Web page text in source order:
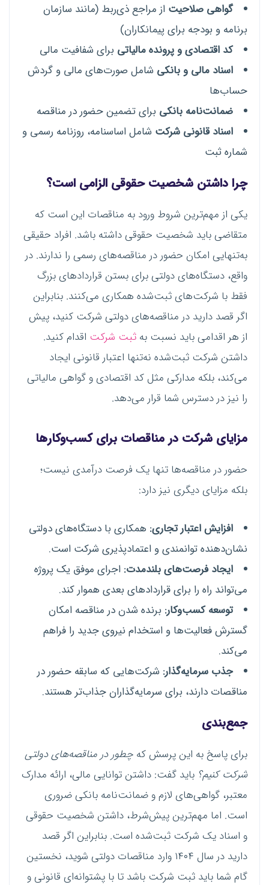
گواهی صلاحیت از مراجع ذی‌ربط (مانند سازمان
برنامه و بودجه برای پیمانکاران)
کد اقتصادی و پرونده مالیاتی برای شفافیت مالی
اسناد مالی و بانکی شامل صورت‌های مالی و گردش
حساب‌ها
ضمانت‌نامه بانکی برای تضمین حضور در مناقصه
اسناد قانونی شرکت شامل اساسنامه، روزنامه رسمی و
شماره ثبت
چرا داشتن شخصیت حقوقی الزامی است؟
یکی از مهم‌ترین شروط ورود به مناقصات این است که
متقاضی باید شخصیت حقوقی داشته باشد. افراد حقیقی
به‌تنهایی امکان حضور در مناقصه‌های رسمی را ندارند. در
واقع، دستگاه‌های دولتی برای بستن قراردادهای بزرگ
فقط با شرکت‌های ثبت‌شده همکاری می‌کنند. بنابراین
اگر قصد دارید در مناقصه‌های دولتی شرکت کنید، پیش
از هر اقدامی باید نسبت به ثبت شرکت اقدام کنید.
داشتن شرکت ثبت‌شده نه‌تنها اعتبار قانونی ایجاد
می‌کند، بلکه مدارکی مثل کد اقتصادی و گواهی مالیاتی
را نیز در دسترس شما قرار می‌دهد.
مزایای شرکت در مناقصات برای کسب‌وکارها
حضور در مناقصه‌ها تنها یک فرصت درآمدی نیست؛
بلکه مزایای دیگری نیز دارد:
افزایش اعتبار تجاری: همکاری با دستگاه‌های دولتی
نشان‌دهنده توانمندی و اعتمادپذیری شرکت است.
ایجاد فرصت‌های بلندمدت: اجرای موفق یک پروژه
می‌تواند راه را برای قراردادهای بعدی هموار کند.
توسعه کسب‌وکار: برنده شدن در مناقصه امکان
گسترش فعالیت‌ها و استخدام نیروی جدید را فراهم
می‌کند.
جذب سرمایه‌گذار: شرکت‌هایی که سابقه حضور در
مناقصات دارند، برای سرمایه‌گذاران جذاب‌تر هستند.
جمع‌بندی
برای پاسخ به این پرسش که چطور در مناقصه‌های دولتی
شرکت کنیم؟ باید گفت: داشتن توانایی مالی، ارائه مدارک
معتبر، گواهی‌های لازم و ضمانت‌نامه بانکی ضروری
است. اما مهم‌ترین پیش‌شرط، داشتن شخصیت حقوقی
و اسناد یک شرکت ثبت‌شده است. بنابراین اگر قصد
دارید در سال ۱۴۰۴ وارد مناقصات دولتی شوید، نخستین
گام شما باید ثبت شرکت باشد تا با پشتوانه‌ای قانونی و